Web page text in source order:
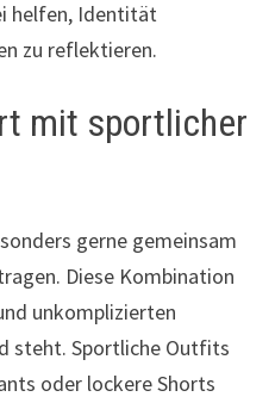
helfen, Identität
zu reflektieren.
mit sportlicher
gerne gemeinsam
Diese Kombination
unkomplizierten
steht. Sportliche Outfits
oder lockere Shorts